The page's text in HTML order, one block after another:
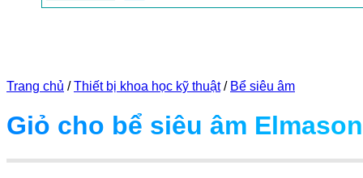
Trang chủ / Thiết bị khoa học kỹ thuật / Bể siêu âm
Giỏ cho bể siêu âm